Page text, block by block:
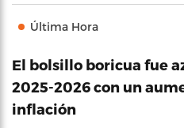
Última Hora
El bolsillo boricua fue
2025-2026 con un
inflación